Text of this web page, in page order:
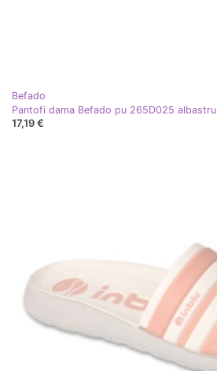
Befado
Pantofi dama Befado pu 265D025 albastru
17,19 €